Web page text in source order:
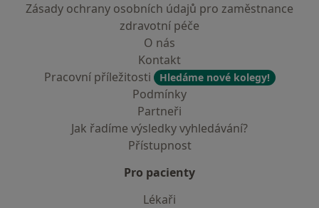
Zásady ochrany osobních údajů pro zaměstnance
zdravotní péče
O nás
Kontakt
Pracovní příležitosti
Hledáme nové kolegy!
Podmínky
Partneři
Jak řadíme výsledky vyhledávání?
Přístupnost
Pro pacienty
Lékaři